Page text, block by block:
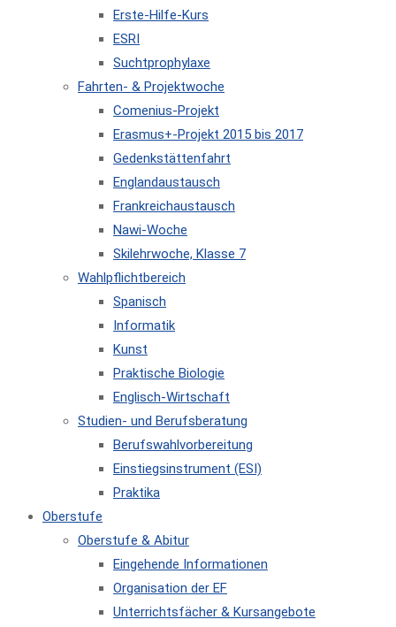
Erste-Hilfe-Kurs
ESRI
Suchtprophylaxe
Fahrten- & Projektwoche
Comenius-Projekt
Erasmus+-Projekt 2015 bis 2017
Gedenkstättenfahrt
Englandaustausch
Frankreichaustausch
Nawi-Woche
Skilehrwoche, Klasse 7
Wahlpflichtbereich
Spanisch
Informatik
Kunst
Praktische Biologie
Englisch-Wirtschaft
Studien- und Berufsberatung
Berufswahlvorbereitung
Einstiegsinstrument (ESI)
Praktika
Oberstufe
Oberstufe & Abitur
Eingehende Informationen
Organisation der EF
Unterrichtsfächer & Kursangebote